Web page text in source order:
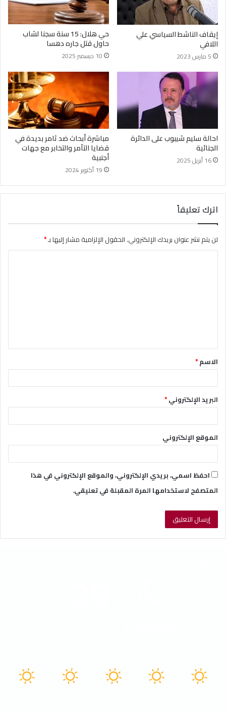
إيقاف الناشط السياسي علي
اللافي
5 مارس 2023
حي هلال: 15 سنة سجنا لشاب
حاول قتل جاره دهسا
10 ديسمبر 2025
احالة سليم شيبوب على الدائرة
الجنائية
16 أبريل 2025
مباشرة أبحاث ضد ثامر بديدة في
قضايا التآمر والتخابر مع جهات
أجنبية
19 أكتوبر 2024
اترك تعليقاً
لن يتم نشر عنوان بريدك الإلكتروني.الحقول الإلزامية مشار إليها بـ*
ق
*الاسم*
البريد الإلكتروني*
الموقع الإلكتروني
احفظ اسمي، بريدي الإلكتروني، والموقع الإلكتروني في هذا
المتصفح لاستخدامها المرة المقبلة في تعليقي.